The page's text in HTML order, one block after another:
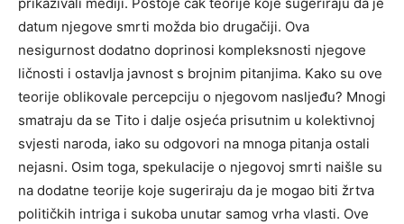
datum njegove smrti možda bio drugačiji. Ova
nesigurnost dodatno doprinosi kompleksnosti njegove
ličnosti i ostavlja javnost s brojnim pitanjima. Kako su ove
teorije oblikovale percepciju o njegovom nasljeđu? Mnogi
smatraju da se Tito i dalje osjeća prisutnim u kolektivnoj
svjesti naroda, iako su odgovori na mnoga pitanja ostali
nejasni. Osim toga, spekulacije o njegovoj smrti naišle su
na dodatne teorije koje sugeriraju da je mogao biti žrtva
političkih intriga i sukoba unutar samog vrha vlasti. Ove